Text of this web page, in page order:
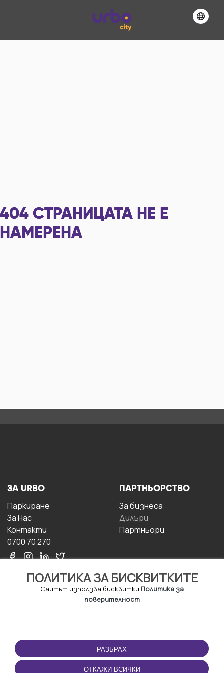
404 СТРАНИЦАТА НЕ Е
НАМЕРЕНА
ПОЛИТИКА ЗА БИСКВИТКИТЕ
Сайтът използва бисквитки Политика за
поверителност
РАЗБРАХ
ОТКАЖИ ВСИЧКИ
ЗА URBO
Паркиране
За Hас
Контакти
0700 70 270
ПАРТНЬОРСТВО
За бизнесa
Дилъри
Партньори
ПОЛЗВАНЕ
Правила и условия за
ползване
ПРИЛОЖЕНИЕТО